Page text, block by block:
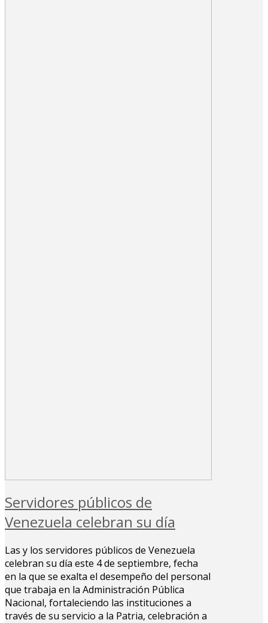
Servidores públicos de
Venezuela celebran su día
Las y los servidores públicos de Venezuela
celebran su día este 4 de septiembre, fecha
en la que se exalta el desempeño del personal
que trabaja en la Administración Pública
Nacional, fortaleciendo las instituciones a
través de su servicio a la Patria, celebración a